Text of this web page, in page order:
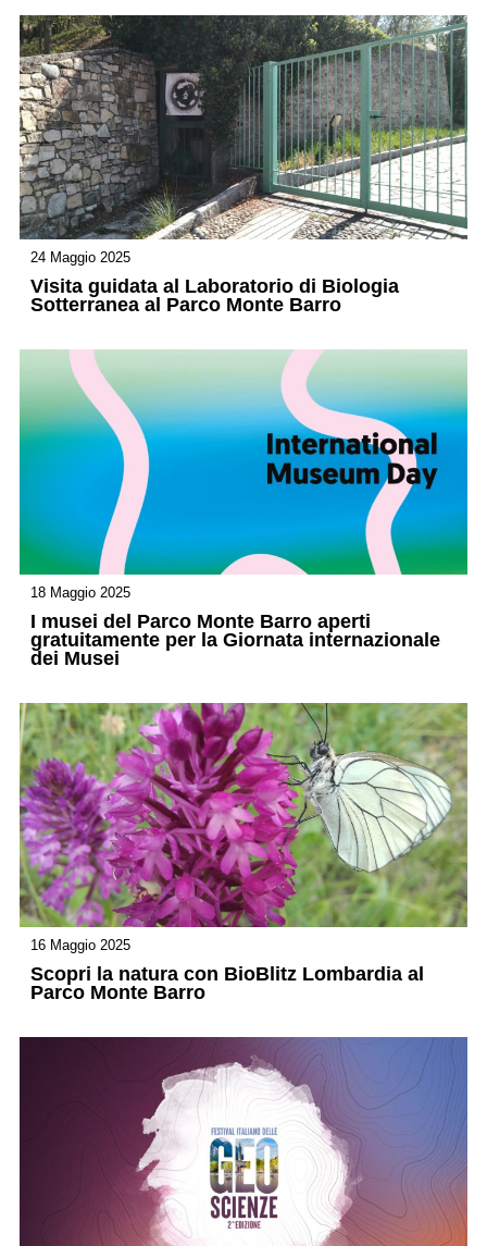
24 Maggio 2025
Visita guidata al Laboratorio di Biologia
Sotterranea al Parco Monte Barro
18 Maggio 2025
I musei del Parco Monte Barro aperti
gratuitamente per la Giornata internazionale
dei Musei
16 Maggio 2025
Scopri la natura con BioBlitz Lombardia al
Parco Monte Barro